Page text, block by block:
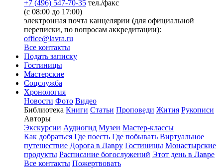
+7 (496) 547-70-35 тел./факс
(с 08:00 до 17:00)
электронная почта канцелярии (для официальной
переписки, по вопросам аккредитации):
office@lavra.ru
Все контакты
Подать записку
Гостиницы
Мастерские
Соцслужба
Хронология
Новости Фото Видео
Библиотека Книги Статьи Проповеди Жития Рукописи
Авторы
Экскурсии Аудиогид Музеи Мастер-классы
Как добраться Где поесть Где побывать Виртуальное
путешествие Дорога в Лавру Гостиницы Монастырские
продукты Расписание богослужений Этот день в Лавре
Все контакты Пожертвовать